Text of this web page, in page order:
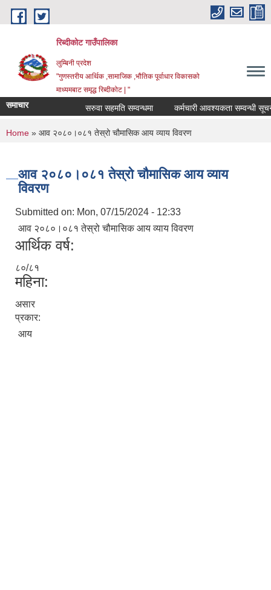
Skip to main content
रिब्दीकोट गाउँपालिका
लुम्बिनी प्रदेश
"गुणस्तरीय आर्थिक ,सामाजिक ,भौतिक पूर्वाधार विकासको
माध्यमबाट समृद्ध रिब्दीकोट | "
समाचार सरुवा सहमति सम्वन्धमा कर्मचारी आवश्यकता सम्वन्धी सूचना
You are here
Home » आव २०८०।०८१ तेस्रो चौमासिक आय व्याय विवरण
आव २०८०।०८१ तेस्रो चौमासिक आय व्याय
विवरण
Submitted on: Mon, 07/15/2024 - 12:33
आव २०८०।०८१ तेस्रो चौमासिक आय व्याय विवरण
आर्थिक वर्ष:
८०/८१
महिना:
असार
प्रकार:
आय